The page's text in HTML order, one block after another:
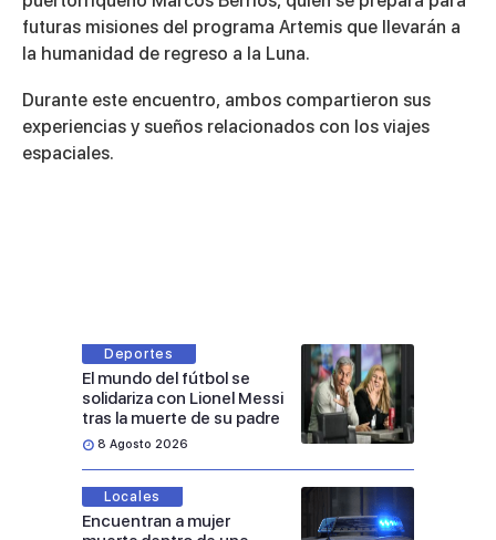
futuras misiones del programa Artemis que llevarán a
la humanidad de regreso a la Luna.
Durante este encuentro, ambos compartieron sus
experiencias y sueños relacionados con los viajes
espaciales.
Deportes
El mundo del fútbol se
solidariza con Lionel Messi
tras la muerte de su padre
8 Agosto 2026
Locales
Encuentran a mujer